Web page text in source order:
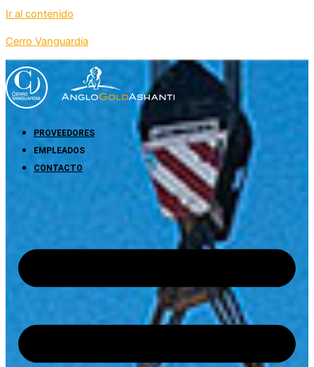
Ir al contenido
Cerro Vanguardia
PROVEEDORES
EMPLEADOS
CONTACTO